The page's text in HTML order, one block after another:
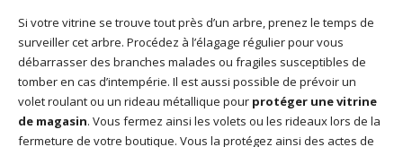
Si votre vitrine se trouve tout près d’un arbre, prenez le temps de
surveiller cet arbre. Procédez à l’élagage régulier pour vous
débarrasser des branches malades ou fragiles susceptibles de
tomber en cas d’intempérie. Il est aussi possible de prévoir un
volet roulant ou un rideau métallique pour protéger une vitrine
de magasin. Vous fermez ainsi les volets ou les rideaux lors de la
fermeture de votre boutique. Vous la protégez ainsi des actes de